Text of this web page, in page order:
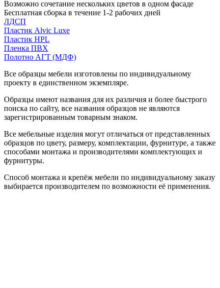
Возможно сочетание нескольких цветов в одном фасаде
Бесплатная сборка в течение 1-2 рабочих дней
ЛДСП
Пластик Alvic Luxe
Пластик HPL
Пленка ПВХ
Полотно АГТ (МДФ)
Все образцы мебели изготовлены по индивидуальному
проекту в единственном экземпляре.
Образцы имеют названия для их различия и более быстрого
поиска по сайту, все названия образцов не являются
зарегистрированным товарным знаком.
Все мебельные изделия могут отличаться от представленных
образцов по цвету, размеру, комплектации, фурнитуре, а также
способами монтажа и производителями комплектующих и
фурнитуры.
Способ монтажа и крепёж мебели по индивидуальному заказу
выбирается производителем по возможности её применения.